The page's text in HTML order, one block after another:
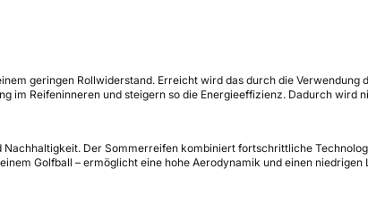
geringen Rollwiderstand. Erreicht wird das durch die
im Reifeninneren und steigern so die Energieeffizienz. Dadurch
Der Sommerreifen kombiniert fortschrittliche
Golfball – ermöglicht eine hohe Aerodynamik und einen